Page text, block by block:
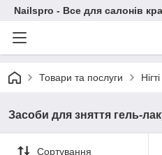
Nailspro - Все для салонів
Товари та послуги Нігті
Засоби для зняття гель-
Сортування